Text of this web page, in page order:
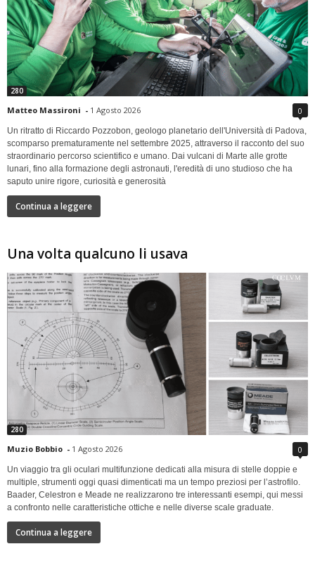
280
Matteo Massironi - 1 Agosto 2026 0
Un ritratto di Riccardo Pozzobon, geologo planetario dell'Università di Padova,
scomparso prematuramente nel settembre 2025, attraverso il racconto del suo
straordinario percorso scientifico e umano. Dai vulcani di Marte alle grotte
lunari, fino alla formazione degli astronauti, l'eredità di uno studioso che ha
saputo unire rigore, curiosità e generosità
Continua a leggere
Una volta qualcuno li usava
280
Muzio Bobbio - 1 Agosto 2026 0
Un viaggio tra gli oculari multifunzione dedicati alla misura di stelle doppie e
multiple, strumenti oggi quasi dimenticati ma un tempo preziosi per l’astrofilo.
Baader, Celestron e Meade ne realizzarono tre interessanti esempi, qui messi
a confronto nelle caratteristiche ottiche e nelle diverse scale graduate.
Continua a leggere